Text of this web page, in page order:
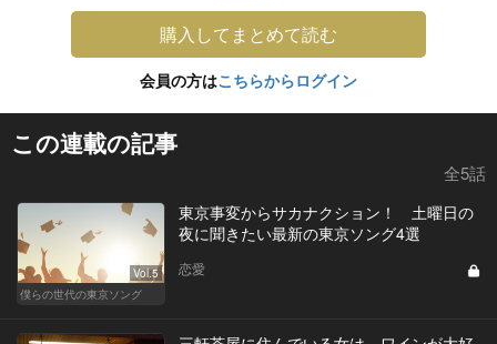
購入してまとめて読む
会員の方はこちらからログイン
この連載の記事
全5話
Vol.5
僕らの世代の東京ソング
東京事変からサカナクション！ 土曜日の
夜に聞きたい最新の東京ソング4選
恋愛